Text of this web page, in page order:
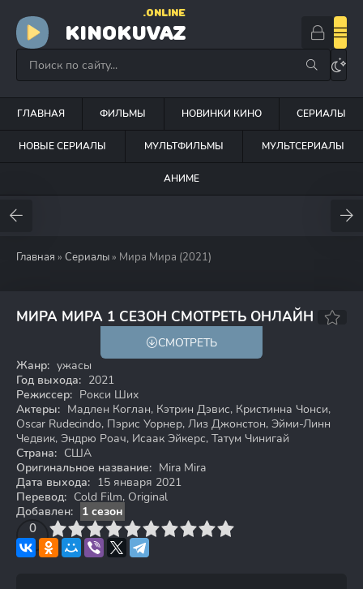
KINOKUVAZ
.ONLINE
ГЛАВНАЯ ФИЛЬМЫ НОВИНКИ КИНО СЕРИАЛЫ
НОВЫЕ СЕРИАЛЫ МУЛЬТФИЛЬМЫ МУЛЬТСЕРИАЛЫ
АНИМЕ
Главная » Сериалы » Мира Мира (2021)
МИРА МИРА 1 СЕЗОН СМОТРЕТЬ ОНЛАЙН
60
СМОТРЕТЬ
Жанр: ужасы
Год выхода: 2021
Режиссер: Рокси Ших
Актеры: Мадлен Коглан, Кэтрин Дэвис, Кристинна Чонси,
Oscar Rudecindo, Пэрис Уорнер, Лиз Джонстон, Эйми-Линн
Чедвик, Эндрю Роач, Исаак Эйкерс, Татум Чинигай
Страна: США
Оригинальное название: Mira Mira
Дата выхода: 15 января 2021
Перевод: Cold Film, Original
Добавлен:
1 сезон
0
4 6 7 8 9 10